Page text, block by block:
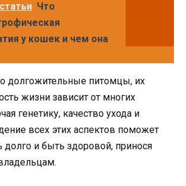
Что
у кошек и чем она
долгожительные питомцы, их
жизни зависит от многих
генетику, качество ухода и
всех этих аспектов поможет
и быть здоровой, принося